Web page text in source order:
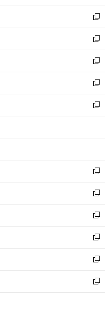
開
く
ウ
で
開
く
ン
ド
ウ
で
開
く
ウ
ィ
ン
ド
ウ
で
開
く
新
し
い
ウ
ィ
ン
ド
ウ
で
開
新
し
い
ウ
ィ
ン
ド
ウ
開
新
し
い
ウ
ィ
ン
ウ
開
く
新
し
い
ウ
ン
ウ
で
開
く
新
し
ウ
ン
ド
ウ
で
開
く
新
し
い
ウ
ィ
ン
ド
ウ
で
開
く
新
し
い
ウ
ィ
ン
ド
ウ
で
開
新
し
い
ウ
ィ
ン
ド
ウ
新
し
い
ウ
ィ
ン
新
し
い
ウ
新
し